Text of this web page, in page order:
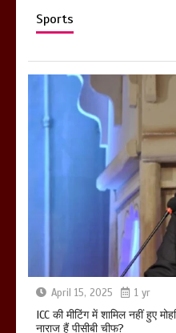
Sports
April 15, 2025 1 yr
ICC की मीटिंग में शामिल नहीं हुए
नाराज हैं पीसीबी चीफ?